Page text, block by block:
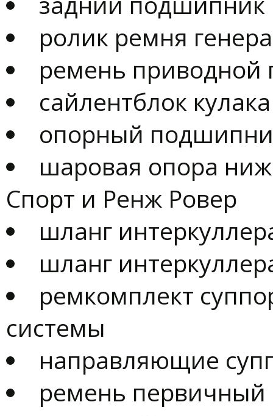
ролик ремня
ремень приводной
сайлентблок
опорный
шаровая опора
Спорт и Ренж Ровер
шланг
шланг
ремкомплект
системы
направляющие
ремень первичный